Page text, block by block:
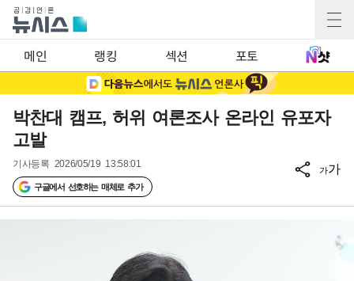
메인 랭킹 섹션 포토
박찬대 캠프, 허위 여론조사 온라인 유포자
고발
기사등록 2026/05/19 13:58:01
구글에서 선호하는 매체로 추가
가가